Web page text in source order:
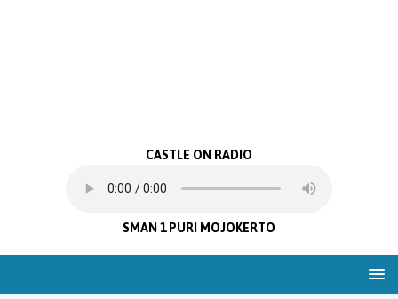
CASTLE ON RADIO
SMAN 1 PURI MOJOKERTO